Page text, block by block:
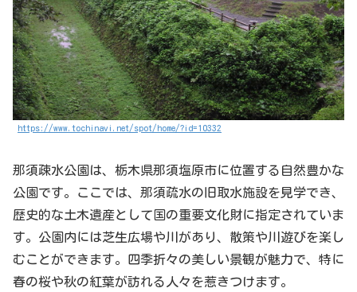
https://www.tochinavi.net/spot/home/?id=10332
那須疎水公園は、栃木県那須塩原市に位置する自然豊かな
公園です。ここでは、那須疏水の旧取水施設を見学でき、
歴史的な土木遺産として国の重要文化財に指定されていま
す。公園内には芝生広場や川があり、散策や川遊びを楽し
むことができます。四季折々の美しい景観が魅力で、特に
春の桜や秋の紅葉が訪れる人々を惹きつけます。